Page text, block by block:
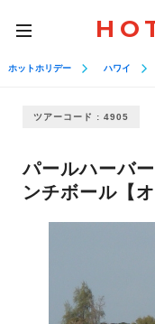
toggle
navigation
ホットホリデー ハワイ
ツアーコード : 4905
パールハーバ
ンチボール【オ